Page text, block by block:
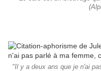
"Il y a deux ans que je n'ai